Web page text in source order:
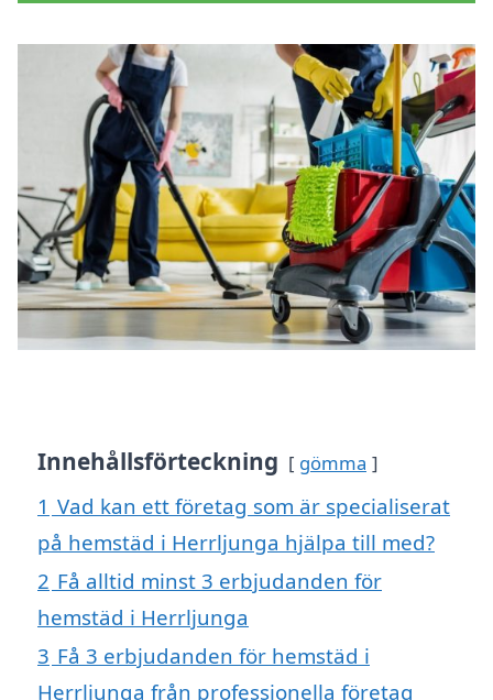
Innehållsförteckning gömma
1 Vad kan ett företag som är specialiserat
på hemstäd i Herrljunga hjälpa till med?
2 Få alltid minst 3 erbjudanden för
hemstäd i Herrljunga
3 Få 3 erbjudanden för hemstäd i
Herrljunga från professionella företag